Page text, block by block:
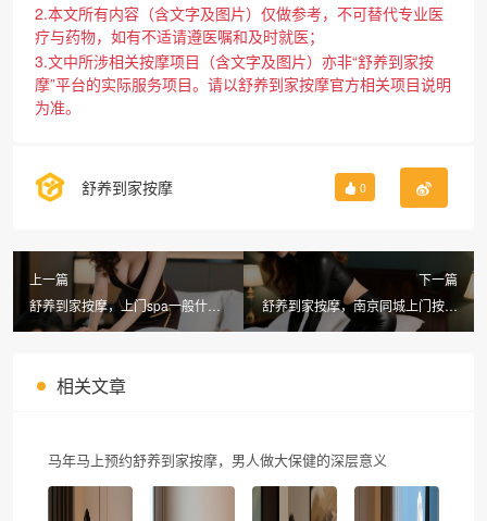
2.本文所有内容（含文字及图片）仅做参考，不可替代专业医
疗与药物，如有不适请遵医嘱和及时就医；
3.文中所涉相关按摩项目（含文字及图片）亦非“舒养到家按
摩”平台的实际服务项目。请以舒养到家按摩官方相关项目说明
为准。
舒养到家按摩 0
上一篇
舒养到家按摩，上门spa一般什么
价位？上海同城上门按摩全解析
下一篇
舒养到家按摩，南京同城上门按摩
平台推荐指南
相关文章
马年马上预约舒养到家按摩，男人做大保健的深层意义